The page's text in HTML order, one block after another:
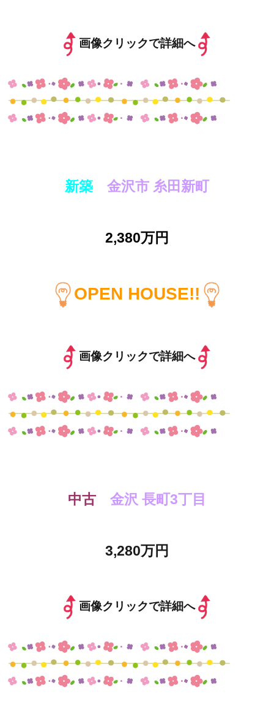
画像クリックで詳細へ
新築金沢市 糸田新町
2,380万円
OPEN HOUSE!!
画像クリックで詳細へ
中古 金沢 長町3丁目
3,280万円
画像クリックで詳細へ